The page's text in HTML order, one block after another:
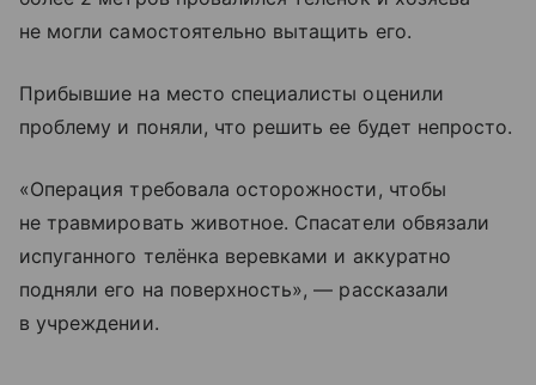
не могли самостоятельно вытащить его.
Прибывшие на место специалисты оценили
проблему и поняли, что решить ее будет непросто.
«Операция требовала осторожности, чтобы
не травмировать животное. Спасатели обвязали
испуганного телёнка веревками и аккуратно
подняли его на поверхность», — рассказали
в учреждении.